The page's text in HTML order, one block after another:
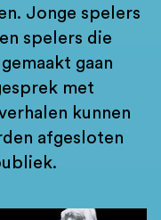
Jonge spelers
spelers die
gaan
met
kunnen
afgesloten